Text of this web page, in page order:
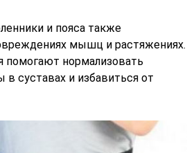
и пояса также
мышц и растяжениях.
помогают нормализовать
суставах и избавиться от